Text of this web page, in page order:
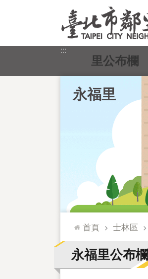
:::
永福里
里公布欄
::: 首頁 士林區
永福里公布欄